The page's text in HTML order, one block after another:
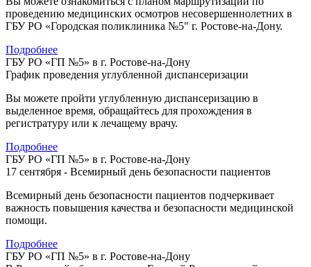
проведению медицинских осмотров несовершеннолетних в
ГБУ РО «Городская поликлиника №5" г. Ростове-на-Дону.
Подробнее
ГБУ РО «ГП №5» в г. Ростове-на-Дону
График проведения углубленной диспансеризации
Вы можете пройти углубленную диспансеризацию в
выделенное время, обращайтесь для прохождения в
регистратуру или к лечащему врачу.
Подробнее
ГБУ РО «ГП №5» в г. Ростове-на-Дону
17 сентября - Всемирный день безопасности пациентов
Всемирный день безопасности пациентов подчеркивает
важность повышения качества и безопасности медицинской
помощи.
Подробнее
ГБУ РО «ГП №5» в г. Ростове-на-Дону